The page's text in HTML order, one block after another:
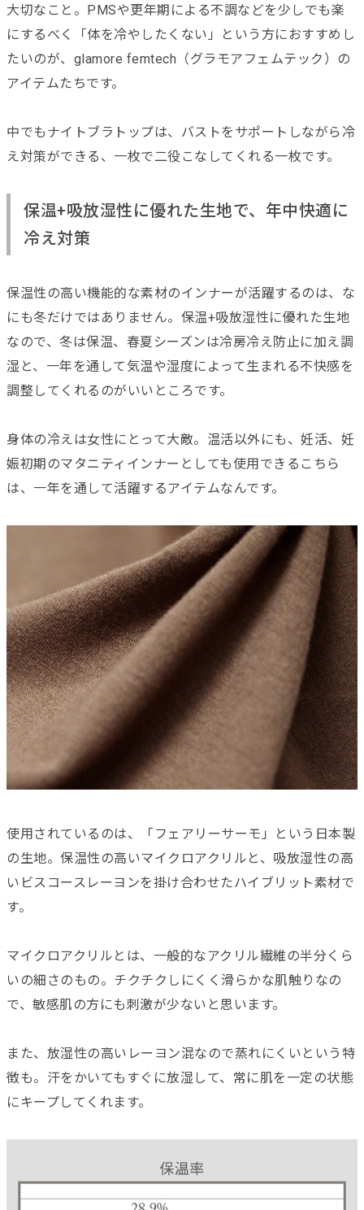
大切なこと。PMSや更年期による不調などを少しでも楽
にするべく「体を冷やしたくない」という方におすすめし
たいのが、glamore femtech（グラモアフェムテック）の
アイテムたちです。
中でもナイトブラトップは、バストをサポートしながら冷
え対策ができる、一枚で二役こなしてくれる一枚です。
保温+吸放湿性に優れた生地で、年中快適に
冷え対策
保温性の高い機能的な素材のインナーが活躍するのは、な
にも冬だけではありません。保温+吸放湿性に優れた生地
なので、冬は保温、春夏シーズンは冷房冷え防止に加え調
湿と、一年を通して気温や湿度によって生まれる不快感を
調整してくれるのがいいところです。
身体の冷えは女性にとって大敵。温活以外にも、妊活、妊
娠初期のマタニティインナーとしても使用できるこちら
は、一年を通して活躍するアイテムなんです。
使用されているのは、「フェアリーサーモ」という日本製
の生地。保温性の高いマイクロアクリルと、吸放湿性の高
いビスコースレーヨンを掛け合わせたハイブリット素材で
す。
マイクロアクリルとは、一般的なアクリル繊維の半分くら
いの細さのもの。チクチクしにくく滑らかな肌触りなの
で、敏感肌の方にも刺激が少ないと思います。
また、放湿性の高いレーヨン混なので蒸れにくいという特
徴も。汗をかいてもすぐに放湿して、常に肌を一定の状態
にキープしてくれます。